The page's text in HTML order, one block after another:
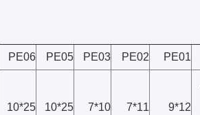
PE01
PE02
PE03
PE05
PE06
12*9
11*7
10*7
25*10
25*10